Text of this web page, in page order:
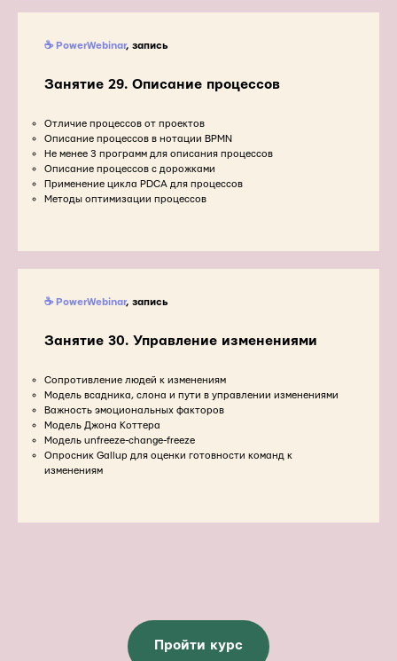
☕ PowerWebinar, запись
Занятие 29. Описание процессов
Отличие процессов от проектов
Описание процессов в нотации BPMN
Не менее 3 программ для описания процессов
Описание процессов с дорожками
Применение цикла PDCA для процессов
Методы оптимизации процессов
☕ PowerWebinar, запись
Занятие 30. Управление изменениями
Сопротивление людей к изменениям
Модель всадника, слона и пути в управлении изменениями
Важность эмоциональных факторов
Модель Джона Коттера
Модель unfreeze-change-freeze
Опросник Gallup для оценки готовности команд к
изменениям
Пройти курс